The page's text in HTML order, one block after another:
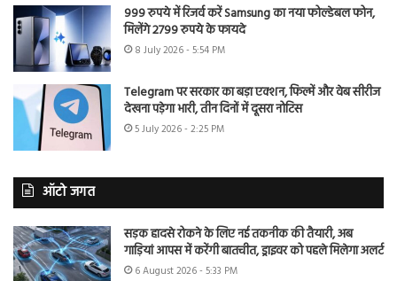
999 रुपये में रिजर्व करें Samsung का नया फोल्डेबल फोन,
मिलेंगे 2799 रुपये के फायदे
8 July 2026 - 5:54 PM
Telegram पर सरकार का बड़ा एक्शन, फिल्में और वेब सीरीज
देखना पड़ेगा भारी, तीन दिनों में दूसरा नोटिस
5 July 2026 - 2:25 PM
ऑटो जगत
सड़क हादसे रोकने के लिए नई तकनीक की तैयारी, अब
गाड़ियां आपस में करेंगी बातचीत, ड्राइवर को पहले मिलेगा अलर्ट
6 August 2026 - 5:33 PM